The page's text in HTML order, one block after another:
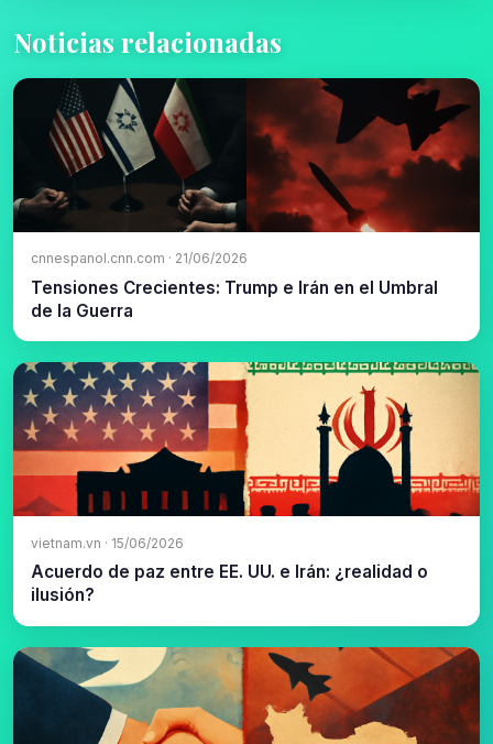
Noticias relacionadas
cnnespanol.cnn.com · 21/06/2026
Tensiones Crecientes: Trump e Irán en el Umbral
de la Guerra
vietnam.vn · 15/06/2026
Acuerdo de paz entre EE. UU. e Irán: ¿realidad o
ilusión?